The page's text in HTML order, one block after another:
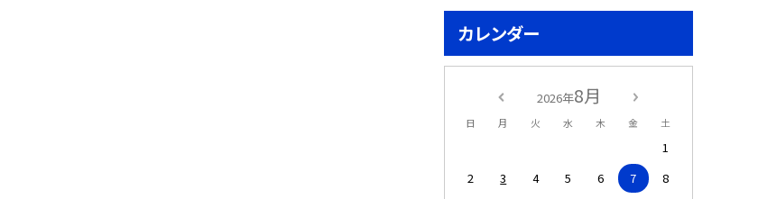
カレンダー
2026年8月
日 月 火 水 木 金 土
1
2
3 4 5 6 7
8